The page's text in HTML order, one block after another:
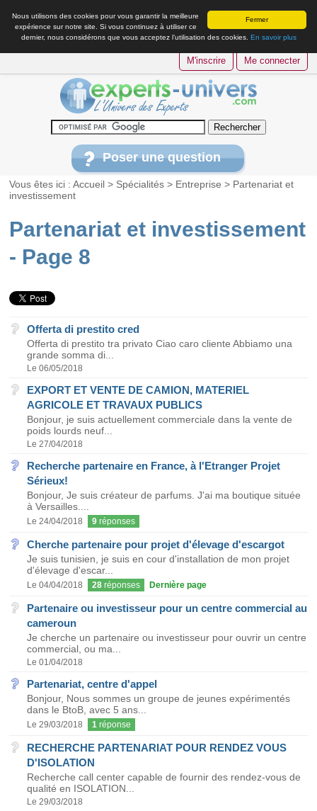
Fermer
Nous utilisons des cookies pour vous garantir la meilleure
expérience sur notre site. Si vous continuez à utiliser ce
dernier, nous considérons que vous acceptez l’utilisation des cookies. En savoir plus
M'inscrire Me connecter
Poser une question
Vous êtes ici :Accueil > Spécialités > Entreprise > Partenariat et
investissement
Partenariat et investissement
- Page 8
Offerta di prestito cred
Offerta di prestito tra privato Ciao caro cliente Abbiamo una
grande somma di...
Le 06/05/2018
EXPORT ET VENTE DE CAMION, MATERIEL
AGRICOLE ET TRAVAUX PUBLICS
Bonjour, je suis actuellement commerciale dans la vente de
poids lourds neuf...
Le 27/04/2018
Recherche partenaire en France, à l'Etranger Projet
Sérieux!
Bonjour, Je suis créateur de parfums. J'ai ma boutique située
à Versailles....
Le 24/04/2018 9 réponses
Cherche partenaire pour projet d'élevage d'escargot
Je suis tunisien, je suis en cour d'installation de mon projet
d'élevage d'escar...
Le 04/04/2018 28 réponses Dernière page
Partenaire ou investisseur pour un centre commercial au
cameroun
Je cherche un partenaire ou investisseur pour ouvrir un centre
commercial, ou ma...
Le 01/04/2018
Partenariat, centre d'appel
Bonjour, Nous sommes un groupe de jeunes expérimentés
dans le BtoB, avec 5 ans...
Le 29/03/2018 1 réponse
RECHERCHE PARTENARIAT POUR RENDEZ VOUS
D'ISOLATION
Recherche call center capable de fournir des rendez-vous de
qualité en ISOLATION...
Le 29/03/2018